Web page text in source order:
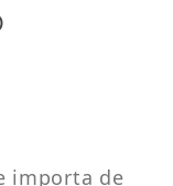
importa de